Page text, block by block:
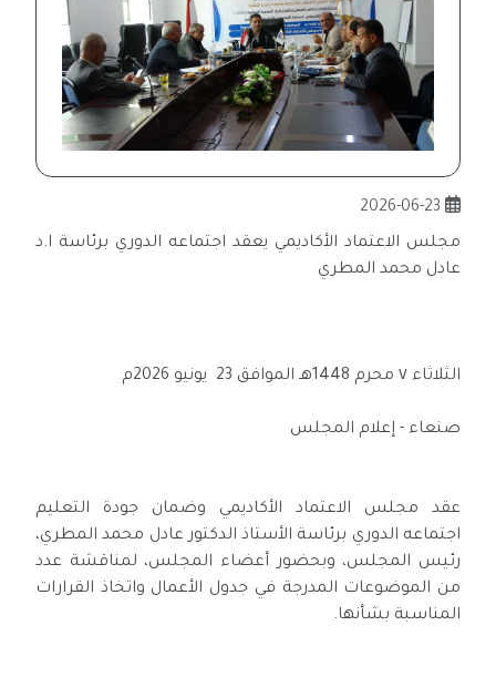
مجلس الاعتماد الأكاديمي يعقد اجتماعه الدوري برئاسة ا.د
عادل محمد المطري
الثلاثاء ٧ محرم 1448هـ الموافق 23 يونيو 2026م
صنعاء - إعلام المجلس
عقد مجلس الاعتماد الأكاديمي وضمان جودة التعليم
اجتماعه الدوري برئاسة الأستاذ الدكتور عادل محمد المطري،
رئيس المجلس، وبحضور أعضاء المجلس، لمناقشة عدد
من الموضوعات المدرجة في جدول الأعمال واتخاذ القرارات
المناسبة بشأنها.